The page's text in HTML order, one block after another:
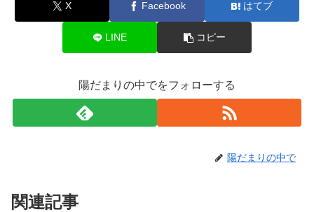
X Facebook はてブ
LINE コピー
陽だまりの中でをフォローする
陽だまりの中で
関連記事